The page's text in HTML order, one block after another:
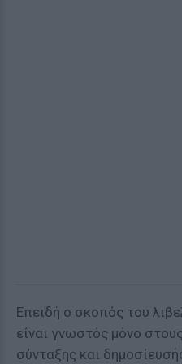
Επειδή ο σκοπός του
είναι γνωστός μόνο
σύνταξης και